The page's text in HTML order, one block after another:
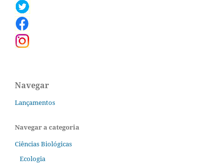
Navegar
Lançamentos
Navegar a categoria
Ciências Biológicas
Ecologia